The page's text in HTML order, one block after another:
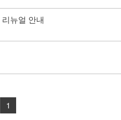
뉴얼 안내
1